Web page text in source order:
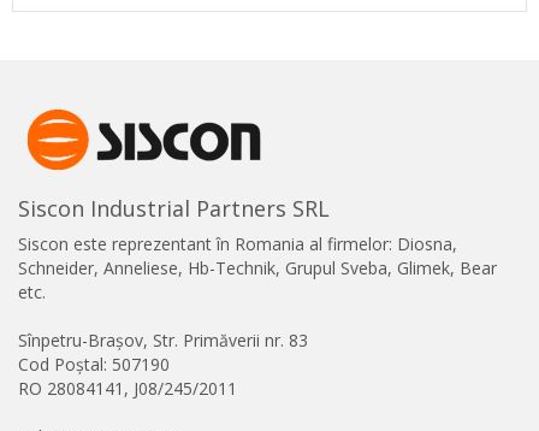
Siscon Industrial Partners SRL
Siscon este reprezentant în Romania al firmelor: Diosna,
Schneider, Anneliese, Hb-Technik, Grupul Sveba, Glimek, Bear
etc.
Sînpetru-Brașov, Str. Primăverii nr. 83
Cod Poștal: 507190
RO 28084141, J08/245/2011